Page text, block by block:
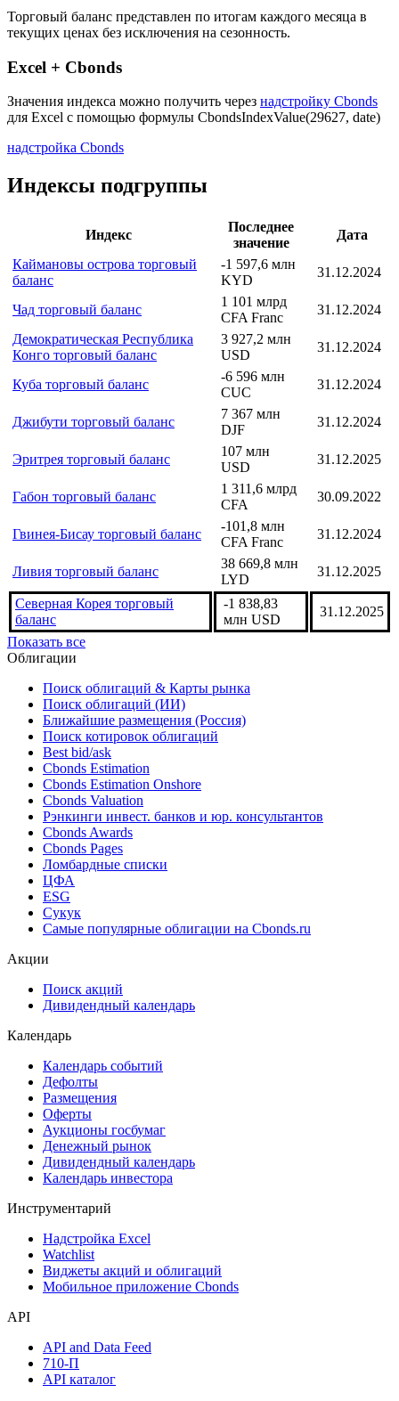
Торговый баланс представлен по итогам каждого месяца в
текущих ценах без исключения на сезонность.
Excel + Cbonds
Значения индекса можно получить через надстройку Cbonds
для Excel с помощью формулы CbondsIndexValue(29627, date)
надстройка Cbonds
Индексы подгруппы
Индекс
Последнее
значение
Дата
Каймановы острова торговый
баланс
-1 597,6 млн
KYD
31.12.2024
Чад торговый баланс
1 101 млрд
CFA Franc
31.12.2024
Демократическая Республика
Конго торговый баланс
3 927,2 млн
USD
31.12.2024
Куба торговый баланс
-6 596 млн
CUC
31.12.2024
Джибути торговый баланс
7 367 млн
DJF
31.12.2024
Эритрея торговый баланс
107 млн
USD
31.12.2025
Габон торговый баланс
1 311,6 млрд
CFA
30.09.2022
Гвинея-Бисау торговый баланс
-101,8 млн
CFA Franc
31.12.2024
Ливия торговый баланс
38 669,8 млн
LYD
31.12.2025
Северная Корея торговый
баланс
-1 838,83
млн USD
31.12.2025
Показать все
Облигации
Поиск облигаций & Карты рынка
Поиск облигаций (ИИ)
Ближайшие размещения (Россия)
Поиск котировок облигаций
Best bid/ask
Cbonds Estimation
Cbonds Estimation Onshore
Cbonds Valuation
Рэнкинги инвест. банков и юр. консультантов
Cbonds Awards
Cbonds Pages
Ломбардные списки
ЦФА
ESG
Сукук
Самые популярные облигации на Cbonds.ru
Акции
Поиск акций
Дивидендный календарь
Календарь
Календарь событий
Дефолты
Размещения
Оферты
Аукционы госбумаг
Денежный рынок
Дивидендный календарь
Календарь инвестора
Инструментарий
Надстройка Excel
Watchlist
Виджеты акций и облигаций
Мобильное приложение Cbonds
API
API and Data Feed
710-П
API каталог